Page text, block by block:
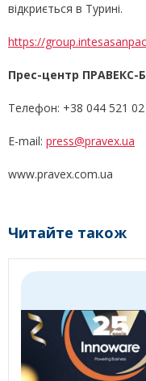
відкриється в Турині.
https://
Прес-центр ПРАВЕКС-
Телефон: +38 044 521
E-mail: press@pravex.ua
www.pravex.com.ua
Читайте також